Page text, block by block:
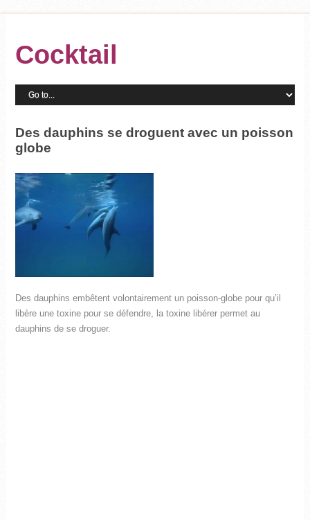
Cocktail
Des dauphins se droguent avec un poisson
globe
Des dauphins embêtent volontairement un poisson-globe pour qu’il
libère une toxine pour se défendre, la toxine libérer permet au
dauphins de se droguer.